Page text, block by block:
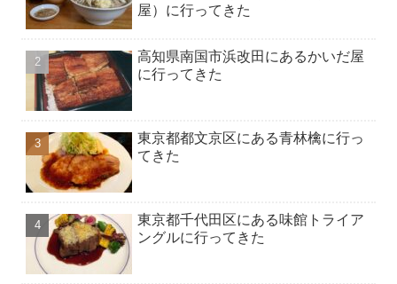
屋）に行ってきた
高知県南国市浜改田にあるかいだ屋
に行ってきた
東京都都文京区にある青林檎に行っ
てきた
東京都千代田区にある味館トライア
ングルに行ってきた